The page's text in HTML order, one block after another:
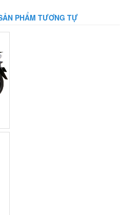
3,9 lít
Ống lồng, giảm chất thủy
PHẨM TƯƠNG TỰ